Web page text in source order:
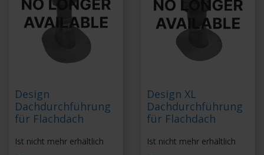
Design
Dachdurchführung
für Flachdach
Ist nicht mehr erhältlich
Design XL
Dachdurchführung
für Flachdach
Ist nicht mehr erhältlich